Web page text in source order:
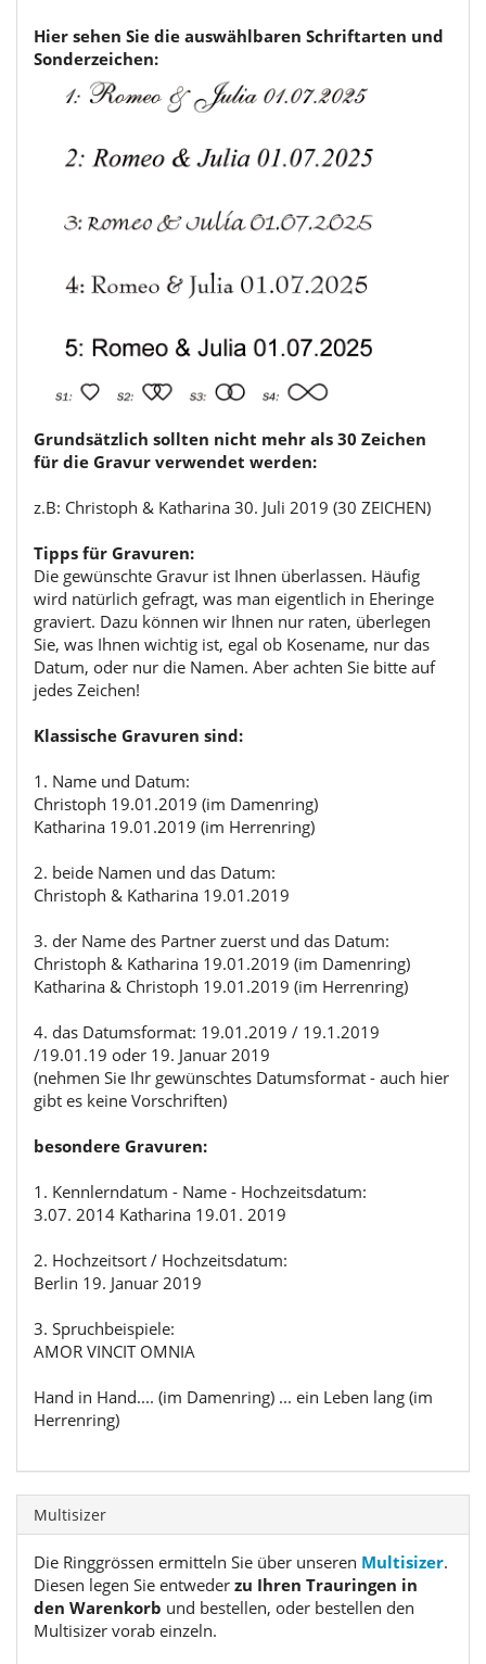
Hier sehen Sie die auswählbaren Schriftarten und
Sonderzeichen:
Grundsätzlich sollten nicht mehr als 30 Zeichen
für die Gravur verwendet werden:
z.B: Christoph & Katharina 30. Juli 2019 (30 ZEICHEN)
Tipps für Gravuren:
Die gewünschte Gravur ist Ihnen überlassen. Häufig
wird natürlich gefragt, was man eigentlich in Eheringe
graviert. Dazu können wir Ihnen nur raten, überlegen
Sie, was Ihnen wichtig ist, egal ob Kosename, nur das
Datum, oder nur die Namen. Aber achten Sie bitte auf
jedes Zeichen!
Klassische Gravuren sind:
1. Name und Datum:
Christoph 19.01.2019 (im Damenring)
Katharina 19.01.2019 (im Herrenring)
2. beide Namen und das Datum:
Christoph & Katharina 19.01.2019
3. der Name des Partner zuerst und das Datum:
Christoph & Katharina 19.01.2019 (im Damenring)
Katharina & Christoph 19.01.2019 (im Herrenring)
4. das Datumsformat: 19.01.2019 / 19.1.2019
/19.01.19 oder 19. Januar 2019
(nehmen Sie Ihr gewünschtes Datumsformat - auch hier
gibt es keine Vorschriften)
besondere Gravuren:
1. Kennlerndatum - Name - Hochzeitsdatum:
3.07. 2014 Katharina 19.01. 2019
2. Hochzeitsort / Hochzeitsdatum:
Berlin 19. Januar 2019
3. Spruchbeispiele:
AMOR VINCIT OMNIA
Hand in Hand.... (im Damenring) ... ein Leben lang (im
Herrenring)
Multisizer
Die Ringgrössen ermitteln Sie über unseren Multisizer.
Diesen legen Sie entweder zu Ihren Trauringen in
den Warenkorb und bestellen, oder bestellen den
Multisizer vorab einzeln.